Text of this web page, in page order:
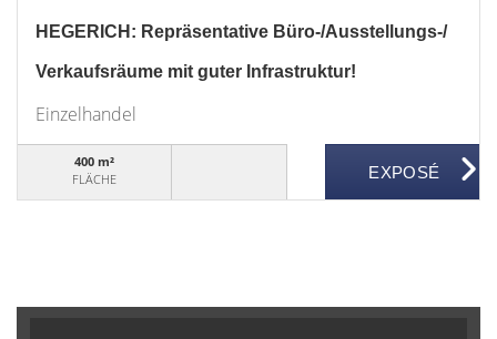
HEGERICH: Repräsentative Büro-/Ausstellungs-/
Verkaufsräume mit guter Infrastruktur!
Einzelhandel
400 m²
FLÄCHE